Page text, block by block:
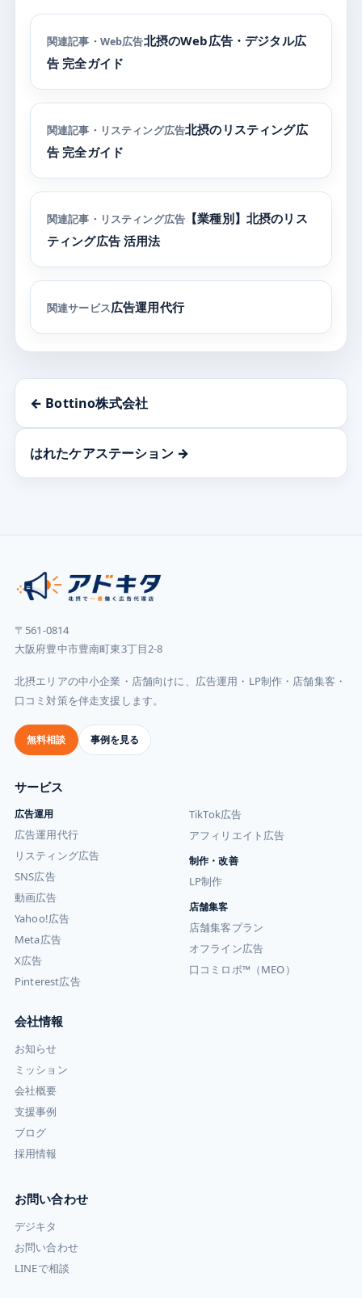
関連記事・Web広告北摂のWeb広告・デジタル広
告 完全ガイド
関連記事・リスティング広告北摂のリスティング広
告 完全ガイド
関連記事・リスティング広告 【業種別】北摂のリス
ティング広告 活用法
関連サービス広告運用代行
← Bottino株式会社
はれたケアステーション →
〒561-0814
大阪府豊中市豊南町東3丁目2-8
北摂エリアの中小企業・店舗向けに、広告運用・LP制作・店舗集客・
口コミ対策を伴走支援します。
無料相談 事例を見る
サービス
広告運用
広告運用代行
リスティング広告
SNS広告
動画広告
Yahoo!広告
Meta広告
X広告
Pinterest広告
TikTok広告
アフィリエイト広告
制作・改善
LP制作
店舗集客
店舗集客プラン
オフライン広告
口コミロボ™（MEO）
会社情報
お知らせ
ミッション
会社概要
支援事例
ブログ
採用情報
お問い合わせ
デジキタ
お問い合わせ
LINEで相談